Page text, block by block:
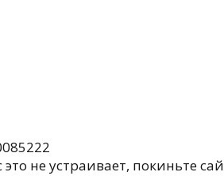
не устраивает, покиньте